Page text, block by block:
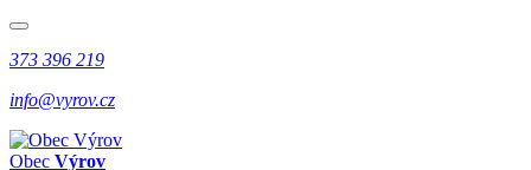
373 396 219
info@vyrov.cz
Obec Výrov